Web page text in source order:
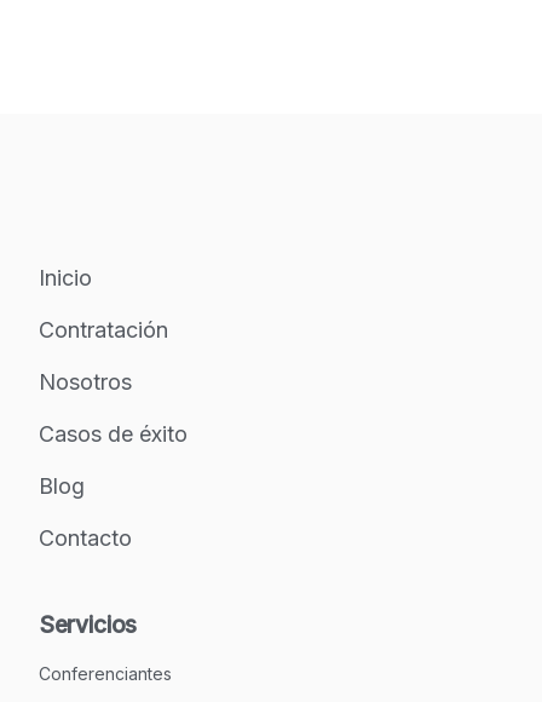
Inicio
Contratación
Nosotros
Casos de éxito
Blog
Contacto
Servicios
Conferenciantes